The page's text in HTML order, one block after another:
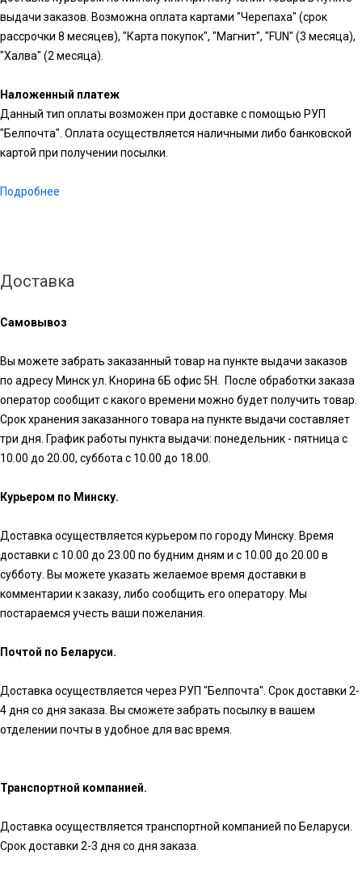
выдачи заказов. Возможна оплата картами "Черепаха" (срок
рассрочки 8 месяцев), "Карта покупок", "Магнит", "FUN" (3 месяца),
"Халва" (2 месяца).
Наложенный платеж
Данный тип оплаты возможен при доставке с помощью РУП
"Белпочта". Оплата осуществляется наличными либо банковской
картой при получении посылки.
Подробнее
Доставка
Самовывоз
Вы можете забрать заказанный товар на пункте выдачи заказов
по адресу Минск ул. Кнорина 6Б офис 5Н. После обработки заказа
оператор сообщит с какого времени можно будет получить товар.
Срок хранения заказанного товара на пункте выдачи составляет
три дня. График работы пункта выдачи: понедельник - пятница с
10.00 до 20.00, суббота с 10.00 до 18.00.
Курьером по Минску.
Доставка осуществляется курьером по городу Минску. Время
доставки с 10.00 до 23.00 по будним дням и с 10.00 до 20.00 в
субботу. Вы можете указать желаемое время доставки в
комментарии к заказу, либо сообщить его оператору. Мы
постараемся учесть ваши пожелания.
Почтой по Беларуси.
Доставка осуществляется через РУП "Белпочта". Срок доставки 2-
4 дня со дня заказа. Вы сможете забрать посылку в вашем
отделении почты в удобное для вас время.
Транспортной компанией.
Доставка осуществляется транспортной компанией по Беларуси.
Срок доставки 2-3 дня со дня заказа.